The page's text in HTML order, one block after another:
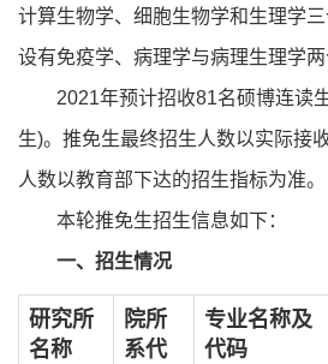
计算生物学、细胞生物学和生理学
设有免疫学、病理学与病理生理学两
2021年预计招收81名硕博连读
生)。推免生最终招生人数以实际接
人数以教育部下达的招生指标为准。
本轮推免生招生信息如下：
一、招生情况
研究所
名称
院所
系代
专业名称及
代码